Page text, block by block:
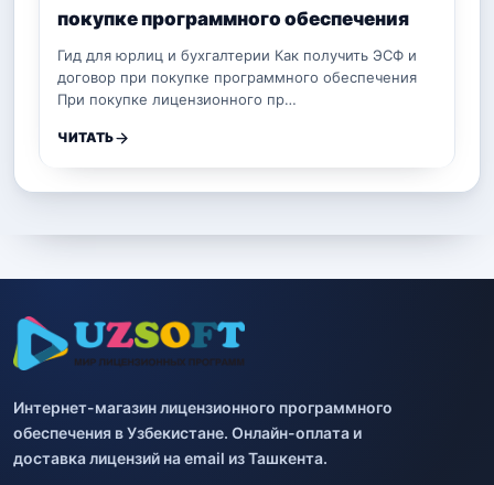
покупке программного обеспечения
Гид для юрлиц и бухгалтерии Как получить ЭСФ и
договор при покупке программного обеспечения
При покупке лицензионного пр…
ЧИТАТЬ
Интернет-магазин лицензионного программного
обеспечения в Узбекистане. Онлайн-оплата и
доставка лицензий на email из Ташкента.